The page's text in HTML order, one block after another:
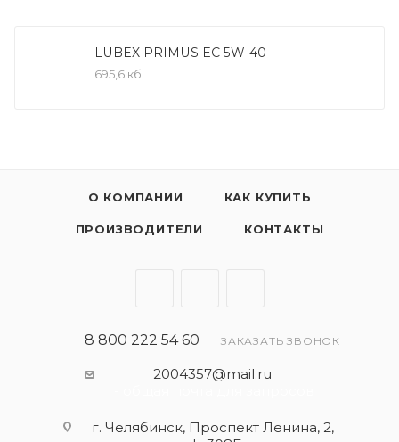
Полностью синтетическое универсальное
всесезонное моторное масло для бензиновых
обеспечивающая защиту двигателя от
образования шлама и сажи.
Применять согласно рекомендациям
эффективность достигается только в
LUBEX PRIMUS EC 5W-40
695,6 кб
О КОМПАНИИ КАК КУПИТЬ
ПРОИЗВОДИТЕЛИ КОНТАКТЫ
8 800 222 54 60 ЗАКАЗАТЬ ЗВОНОК
2004357@mail.ru
г. Челябинск, Проспект Ленина, 2,